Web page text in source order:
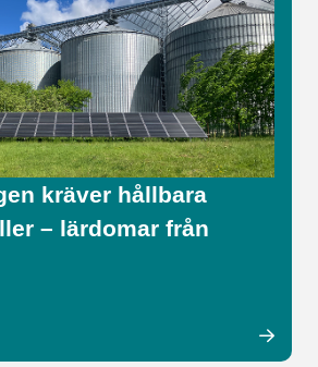
kräver hållbara
– lärdomar från